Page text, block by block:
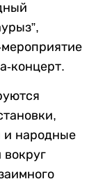
концерт.
и народные